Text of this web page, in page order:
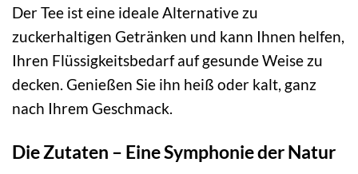
Der Tee ist eine ideale Alternative zu
zuckerhaltigen Getränken und kann Ihnen helfen,
Ihren Flüssigkeitsbedarf auf gesunde Weise zu
decken. Genießen Sie ihn heiß oder kalt, ganz
nach Ihrem Geschmack.
Die Zutaten – Eine Symphonie der Natur